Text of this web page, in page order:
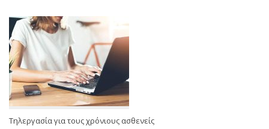
Τηλεργασία για τους χρόνιους ασθενείς